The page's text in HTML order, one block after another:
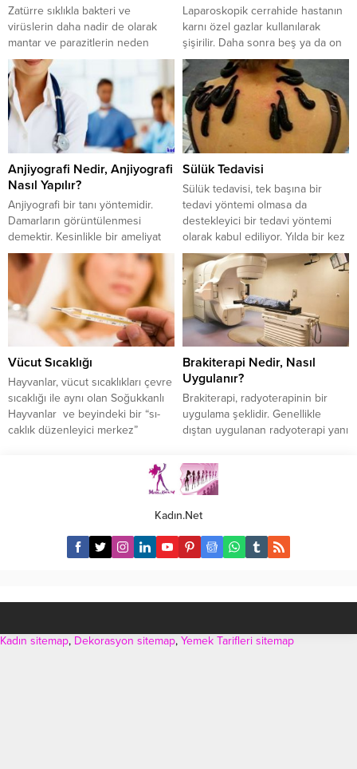
Zatürre sıklıkla bakteri ve
virüslerin daha nadir de olarak
mantar ve parazitlerin neden
olduğu akciğer enfeksiyonuna
verilen isimdir. Tıp dilinde
pnömoni halk dilinde zatürre
olarak bilinen hastalık genelde
kişiden kişiye temasla geçen bir
hastalıktır. Öksürme, hapşırma,
aksırma gibi sıklıkla görülme
yolları bu olmakla beraber nadir
de olsa konuşma sırasında
havaya...
Laparoskopik cerrahide hastanın
karnı özel gazlar kullanılarak
şişirilir. Daha sonra beş ya da on
milimetrelik kesiler yapılır karın
bölgesine. Buradan yerleştirilen
trokar dediğimiz özel boru ve
özel laparoskopik aletler ile
operasyon gerçekleştirilir. En
önemli özelliği hastanın standart
kesisi olmuyor. Kesisi olmadığı
içinde hasta çok erken ayağa
kalkıyor. Ameliyat gününün
akşamı ya...
Anjiyografi Nedir, Anjiyografi
Nasıl Yapılır?
Anjiyografi bir tanı yöntemidir.
Damarların görüntülenmesi
demektir. Kesinlikle bir ameliyat
değildir. Hangi damarın
görüntülenmesi isteniyorsa
örneğin, kalp damarlarının
görüntülenmesi isteniyorsa,
koroner anjiyografi
görüntülenmesi yapılır. Böbrek
damarları görüntülenmesi
isteniyorsa, buna böbrek damar
anjiyografisi ya da boyun
damarlarının anjiyografisi
denmektedir. Anjiyografi ile
damarlar da bir darlık, tıkanıklık
Sülük Tedavisi
Sülük tedavisi, tek başına bir
tedavi yöntemi olmasa da
destekleyici bir tedavi yöntemi
olarak kabul ediliyor. Yılda bir kez
yapılacak olan sülük tedavisinin
güçlü antioksidan etkisi ile kişiyi
bütün yıl grip gibi enfeksiyon
hastalıklarından koruduğu
belirtiliyor. Uzman kişiler
tarafından hijyenik koşullarda
uygulanması gereken sülük
tedavisi hakkında merak edilen
tüm soruların cevaplarını...
Vücut Sıcaklığı
Hayvanlar, vücut sıcak­lıkları çevre
sıcaklığı ile aynı olan Soğuk­kanlı
Hayvanlar ve beyindeki bir “sı­
caklık düzenleyici merkez”
çevreden bağımsız olarak belirli
sınırlar içerisinde kalan Sıcakkanlı
Hayvanlar olarak iki gruba ayrılır.
Bu ikinci grup hayvanlarda normal
arasındadır. Bu sıcak­lık, Kış
Uykusu sırasında büyük Öl­
Brakiterapi Nedir, Nasıl
Uygulanır?
Brakiterapi, radyoterapinin bir
uygulama şeklidir. Genellikle
dıştan uygulanan radyoterapi yanı
radyoterapiye, brakiterapi adı
verilmektedir. Brakiterapi
radyoaktif kaynaklarla, bunların
vücut içerisine, vücut yakınına ya
uygulanmasıyla gerçekleştirilir.
Bölgelere göre farklı tekniklerle
vücut boşluğuna yerleştirilirken,
Kadın.Net
Kadın sitemap, Dekorasyon sitemap, Yemek Tarifleri sitemap